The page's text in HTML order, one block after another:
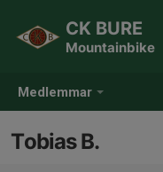
Medlemmar
CK BURE
Mountainbike
Tobias B.